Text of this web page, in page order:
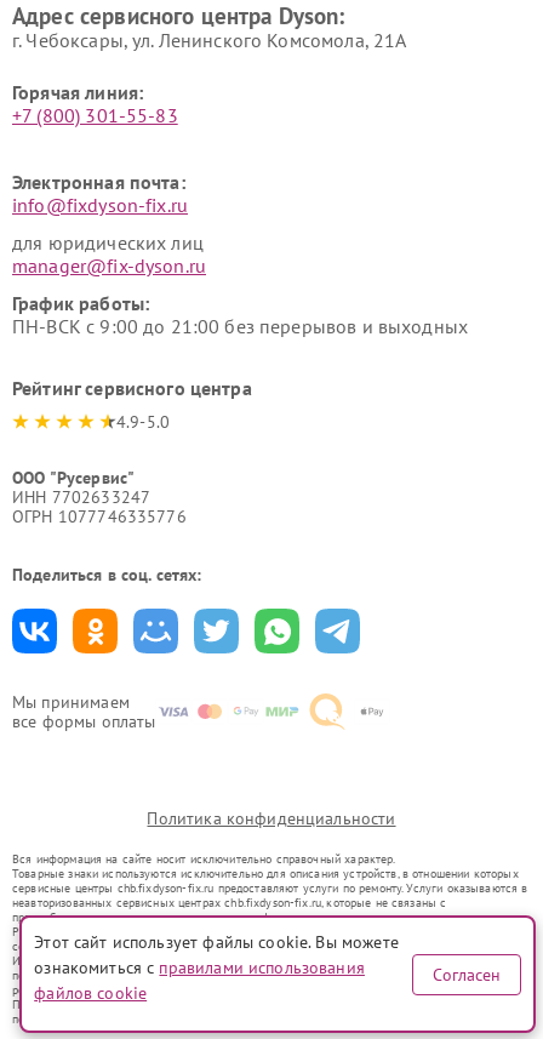
Мы принимаем
все формы оплаты
Адрес сервисного центра Dyson:
г. Чебоксары, ул. Ленинского Комсомола, 21А
Горячая линия:
+7 (800) 301-55-83
Электронная почта:
info@fixdyson-fix.ru
для юридических лиц
manager@fix-dyson.ru
График работы:
ПН-ВСК с 9:00 до 21:00 без перерывов и выходных
Рейтинг сервисного центра
4.9-5.0
ООО "Русервис"
ИНН 7702633247
ОГРН 1077746335776
Поделиться в соц. сетях:
Политика конфиденциальности
Вся информация на сайте носит исключительно справочный характер.
Товарные знаки используются исключительно для описания устройств, в отношении которых
сервисные центры chb.fixdyson-fix.ru предоставляют услуги по ремонту. Услуги оказываются в
неавторизованных сервисных центрах chb.fixdyson-fix.ru, которые не связаны с
правообладателями товарных знаков или их официальными представителями.
Ремонт осуществляется для устройств, уже введенных в гражданский оборот в соответствии
со статьей 1487 ГК РФ.
Использование товарных знаков не преследует цели индивидуализации услуг или введения
потребителей в заблуждение, а служит для информирования о предоставляемых услугах по
ремонту техники указанных брендов.
Представленная на сайте информация не является публичной офертой, определяемой
положениями Статьи 437(2) Гражданского кодекса РФ
Этот сайт использует файлы cookie. Вы можете
ознакомиться с правилами использования
файлов cookie
Согласен